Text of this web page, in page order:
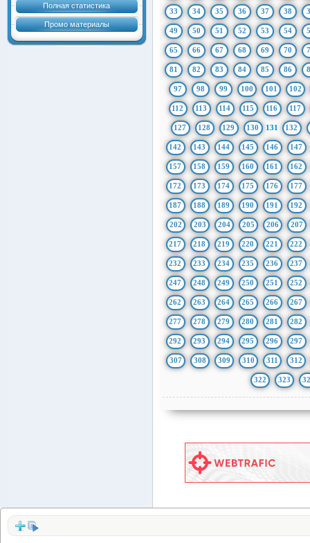
Полная статистика
Промо материалы
33 34 35 36 37 38
49 50 51 52 53 54
65 66 67 68 69 70
81 82 83 84 85 86
97 98 99 100 101 102
112 113 114 115 116 117
127 128 129 130 131 132
142 143 144 145 146 147
157 158 159 160 161 162
172 173 174 175 176 177
187 188 189 190 191 192
202 203 204 205 206 207
217 218 219 220 221 222
232 233 234 235 236 237
247 248 249 250 251 252
262 263 264 265 266 267
277 278 279 280 281 282
292 293 294 295 296 297
307 308 309 310 311 312
322 323